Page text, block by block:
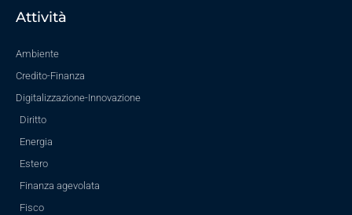
Attività
Ambiente
Credito-Finanza
Digitalizzazione-Innovazione
Diritto
Energia
Estero
Finanza agevolata
Fisco